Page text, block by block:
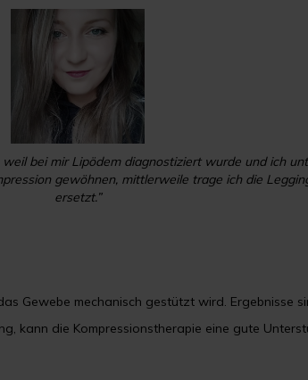
bei mir Lipödem diagnostiziert wurde und ich
gewöhnen, mittlerweile trage ich die
ersetzt.”
Gewebe mechanisch gestützt wird. Ergebnisse
kann die Kompressionstherapie eine gute